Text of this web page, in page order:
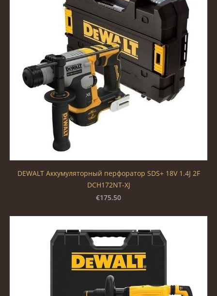
DEWALT Аккумуляторный перфоратор SDS+ 18V 1.4J 2F
DCH172NT-XJ
€175.50